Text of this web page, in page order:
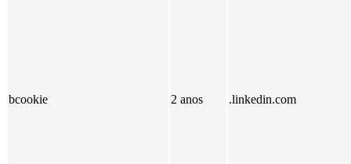
bcookie 2 anos .linkedin.com